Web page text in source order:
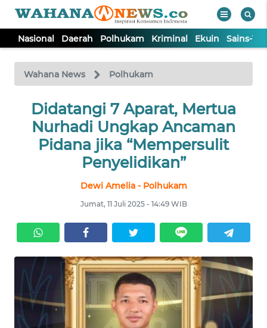
Nasional Daerah Polhukam Kriminal Ekuin Sains-
Wahana News Polhukam
Didatangi 7 Aparat, Mertua
Nurhadi Ungkap Ancaman
Pidana jika “Mempersulit
Penyelidikan”
Dewi Amelia - Polhukam
Jumat, 11 Juli 2025 - 14:49 WIB
TV
Tutup
NASIONAL
DAERAH
EKUIN
SAINS-TEKNO
KESEHATAN